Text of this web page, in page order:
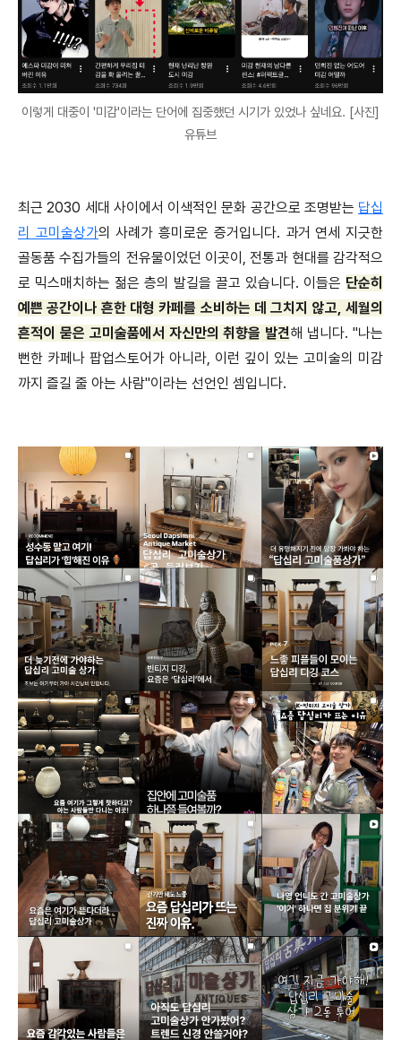
이렇게 대중이 '미감'이라는 단어에 집중했던 시기가 있었나 싶네요. [사진]
유튜브
최근 2030 세대 사이에서 이색적인 문화 공간으로 조명받는 답십
리 고미술상가의 사례가 흥미로운 증거입니다. 과거 연세 지긋한
골동품 수집가들의 전유물이었던 이곳이, 전통과 현대를 감각적으
로 믹스매치하는 젊은 층의 발길을 끌고 있습니다. 이들은 단순히
예쁜 공간이나 흔한 대형 카페를 소비하는 데 그치지 않고, 세월의
흔적이 묻은 고미술품에서 자신만의 취향을 발견해 냅니다. "나는
뻔한 카페나 팝업스토어가 아니라, 이런 깊이 있는 고미술의 미감
까지 즐길 줄 아는 사람"이라는 선언인 셈입니다.